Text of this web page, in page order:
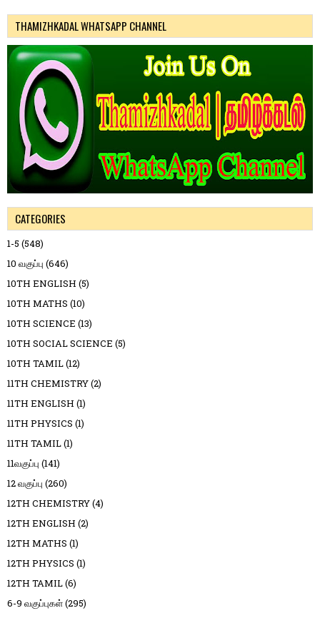
THAMIZHKADAL WHATSAPP CHANNEL
CATEGORIES
1-5 (548)
10 வகுப்பு (646)
10TH ENGLISH (5)
10TH MATHS (10)
10TH SCIENCE (13)
10TH SOCIAL SCIENCE (5)
10TH TAMIL(12)
11TH CHEMISTRY(2)
11TH ENGLISH (1)
11TH PHYSICS (1)
11TH TAMIL(1)
11வகுப்பு (141)
12 வகுப்பு (260)
12TH CHEMISTRY(4)
12TH ENGLISH (2)
12TH MATHS (1)
12TH PHYSICS (1)
12TH TAMIL(6)
6-9 வகுப்புகள்(295)